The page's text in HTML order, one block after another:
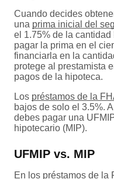
Cuando decides
una prima inicial del
el 1.75% de la
pagar la prima en el
financiarla en la
protege al prestamista
pagos de la hipoteca.
Los préstamos de la
bajos de solo el 3.5%.
debes pagar una
hipotecario (MIP).
UFMIP vs. MIP
En los préstamos de la